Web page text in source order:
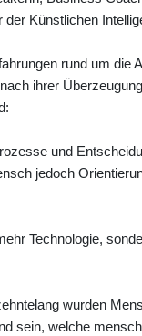
Künstlichen
rund um die
ihrer
und
jedoch
Technologie,
wurden
sein, welche